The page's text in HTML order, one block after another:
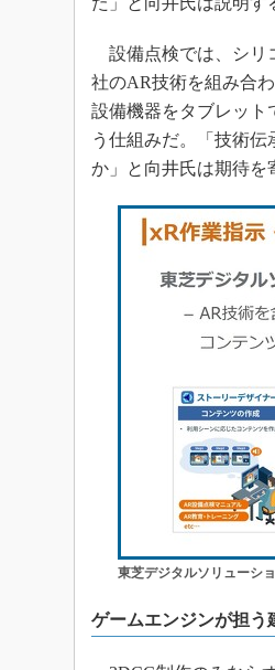
設備点検では、シリ
社のAR技術を組み合
設備機器をタブレット
う仕組みだ。「技術
か」と向井氏は期待を
東芝デジタルソリューシ
ゲームエンジンが担う